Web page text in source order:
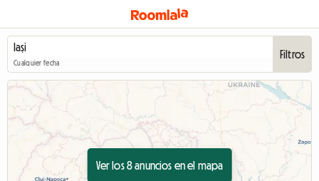
Cualquier fecha
Filtros
Ver los 8 anuncios en el mapa